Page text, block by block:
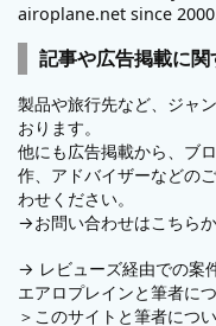
airoplane.net since
記事や広告掲載に
製品や旅行先など、ジャ
おります。
他にも広告掲載から、ブ
作、アドバイザーなどの
わせください。
→お問い合わせはこちらか
→ レビューズ経由での案
エアロプレインと筆者に
＞ このサイトと筆者につ